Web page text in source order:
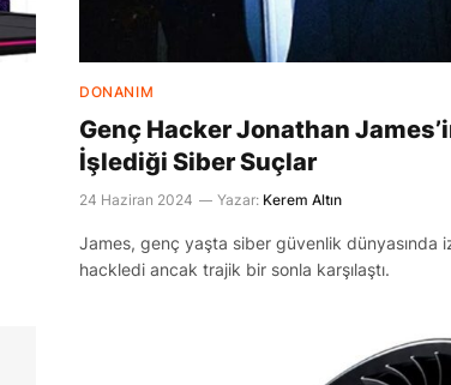
DONANIM
Genç Hacker Jonathan
İşlediği Siber Suçlar
24 Haziran 2024 Yazar: Kerem Altın
James, genç yaşta siber güvenlik dünyasında iz
hackledi ancak trajik bir sonla karşılaştı.